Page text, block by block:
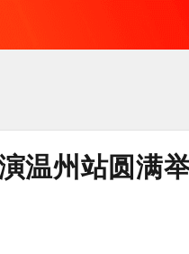
温州站圆满